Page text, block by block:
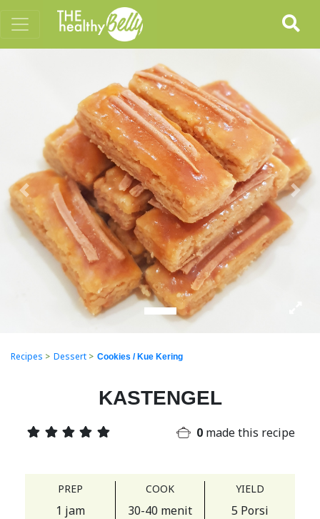
Previous Next
Recipes > Dessert > Cookies / Kue Kering
KASTENGEL
0 made this recipe
PREP
1 jam
COOK
30-40 menit
YIELD
5 Porsi